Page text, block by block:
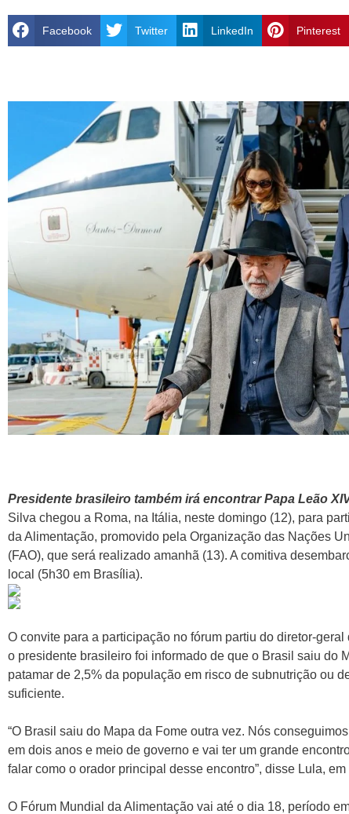
Facebook Twitter LinkedIn Pinterest
Presidente brasileiro também irá encontrar Papa Leão
Silva chegou a Roma, na Itália, neste domingo (12), para
da Alimentação, promovido pela Organização das Nações
(FAO), que será realizado amanhã (13). A comitiva
local (5h30 em Brasília).
O convite para a participação no fórum partiu do diretor-
o presidente brasileiro foi informado de que o Brasil saiu do
patamar de 2,5% da população em risco de subnutrição ou
suficiente.
“O Brasil saiu do Mapa da Fome outra vez. Nós
em dois anos e meio de governo e vai ter um grande
falar como o orador principal desse encontro”, disse Lula,
O Fórum Mundial da Alimentação vai até o dia 18, período